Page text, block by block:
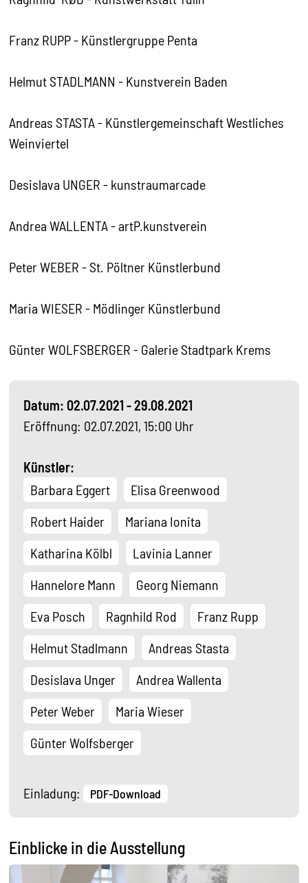
Franz RUPP - Künstlergruppe Penta
Helmut STADLMANN - Kunstverein Baden
Andreas STASTA - Künstlergemeinschaft Westliches
Weinviertel
Desislava UNGER - kunstraumarcade
Andrea WALLENTA - artP.kunstverein
Peter WEBER - St. Pöltner Künstlerbund
Maria WIESER - Mödlinger Künstlerbund
Günter WOLFSBERGER - Galerie Stadtpark Krems
Datum: 02.07.2021 - 29.08.2021
Eröffnung: 02.07.2021, 15:00 Uhr
Künstler:
Barbara Eggert
Elisa Greenwood
Robert Haider
Mariana Ionita
Katharina Kölbl
Lavinia Lanner
Hannelore Mann
Georg Niemann
Eva Posch
Ragnhild Rod
Franz Rupp
Helmut Stadlmann
Andreas Stasta
Desislava Unger
Andrea Wallenta
Peter Weber
Maria Wieser
Günter Wolfsberger
Einladung: PDF-Download
Einblicke in die Ausstellung